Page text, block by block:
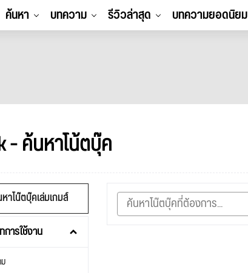
ค้นหา บทความ รีวิวล่าสุด บทความยอดนิยม
- ค้นหาโน้ตบุ๊ค
าโน๊ตบุ๊คเล่มเกมส์
การใช้งาน